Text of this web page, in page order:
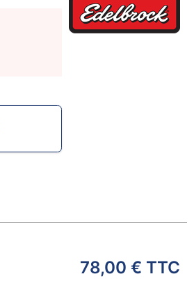
78,00 € TTC